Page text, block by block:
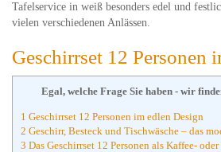
Tafelservice in weiß besonders edel und
vielen verschiedenen Anlässen.
Geschirrset 12 Personen
Egal, welche Frage Sie haben - wir
1 Geschirrset 12 Personen im edlen Design
2 Geschirr, Besteck und Tischwäsche – das
3 Das Geschirrset 12 Personen als Kaffee-